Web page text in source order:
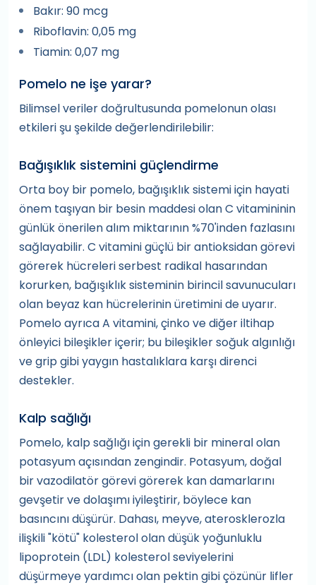
Bakır: 90 mcg
Riboflavin: 0,05 mg
Tiamin: 0,07 mg
Pomelo ne işe yarar?
Bilimsel veriler doğrultusunda pomelonun olası
etkileri şu şekilde değerlendirilebilir:
Bağışıklık sistemini güçlendirme
Orta boy bir pomelo, bağışıklık sistemi için hayati
önem taşıyan bir besin maddesi olan C vitamininin
günlük önerilen alım miktarının %70'inden fazlasını
sağlayabilir. C vitamini güçlü bir antioksidan görevi
görerek hücreleri serbest radikal hasarından
korurken, bağışıklık sisteminin birincil savunucuları
olan beyaz kan hücrelerinin üretimini de uyarır.
Pomelo ayrıca A vitamini, çinko ve diğer iltihap
önleyici bileşikler içerir; bu bileşikler soğuk algınlığı
ve grip gibi yaygın hastalıklara karşı direnci
destekler.
Kalp sağlığı
Pomelo, kalp sağlığı için gerekli bir mineral olan
potasyum açısından zengindir. Potasyum, doğal
bir vazodilatör görevi görerek kan damarlarını
gevşetir ve dolaşımı iyileştirir, böylece kan
basıncını düşürür. Dahası, meyve, aterosklerozla
ilişkili "kötü" kolesterol olan düşük yoğunluklu
lipoprotein (LDL) kolesterol seviyelerini
düşürmeye yardımcı olan pektin gibi çözünür lifler